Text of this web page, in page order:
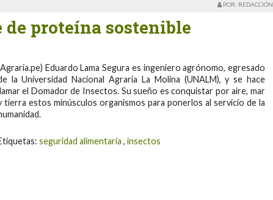
POR: REDACCIÓN
proteína sostenible
Eduardo Lama Segura es ingeniero agrónomo, egresado
la Universidad Nacional Agraria La Molina (UNALM), y se hace
el Domador de Insectos. Su sueño es conquistar por aire, mar
tierra estos minúsculos organismos para ponerlos al servicio de la
seguridad alimentaria , insectos